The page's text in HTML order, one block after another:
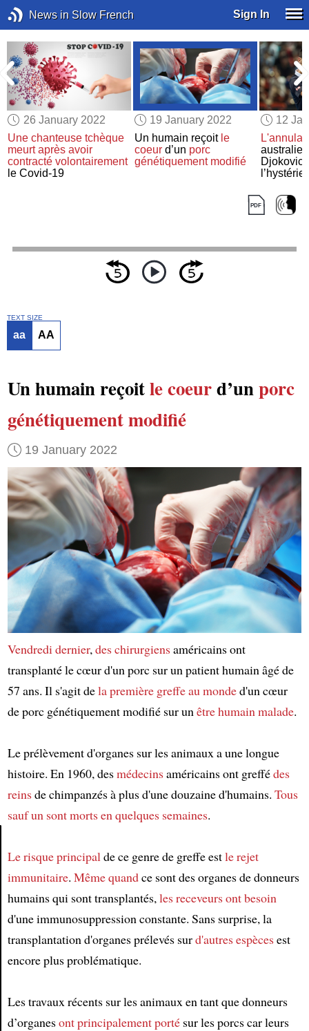
News in Slow French Sign In
26 January 2022
Une chanteuse tchèque
meurt après avoir
contracté volontairement
le Covid-19
19 January 2022
Un humain reçoit le
coeurd’un porc
génétiquement modifié
12
Djokovic
Article
TEXT SIZE
aa AA
Un humain reçoitle coeurd’unporc
génétiquement modifié
19 January 2022
Vendredi dernier,des chirurgiensaméricains ont
transplanté le cœur d'un porc sur un patient humain âgé de
57 ans. Il s'agit dela première greffe au monded'un cœur
de porc génétiquement modifié sur unêtre humain malade.
Le prélèvement d'organes sur les animaux a une longue
histoire. En 1960, desmédecinsaméricains ont greffédes
reinsde chimpanzés à plus d'une douzaine d'humains. Tous
sauf un sont mortsen quelques semaines.
Le risque principalde ce genre de greffe estle rejet
immunitaire. Même quandce sont des organes de donneurs
humains qui sont transplantés,les receveursont besoin
d'une immunosuppression constante. Sans surprise, la
transplantation d'organes prélevés surd'autres espècesest
encore plus problématique.
Les travaux récents sur les animaux en tant que donneurs
d’organesont principalement portésur les porcs car leurs